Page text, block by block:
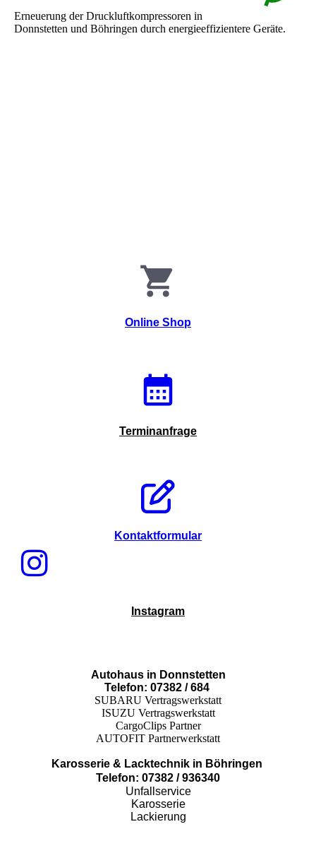
Erneuerung der Druckluftkompressoren in
Donnstetten und Böhringen durch energieeffizientere Geräte.
Online Shop
Terminanfrage
Kontaktformular
Instagram
Autohaus in Donnstetten
Telefon: 07382 / 684
SUBARU Vertragswerkstatt
ISUZU Vertragswerkstatt
CargoClips Partner
AUTOFIT Partnerwerkstatt
Karosserie & Lacktechnik in Böhringen
Telefon: 07382 / 936340
Unfallservice
Karosserie
Lackierung